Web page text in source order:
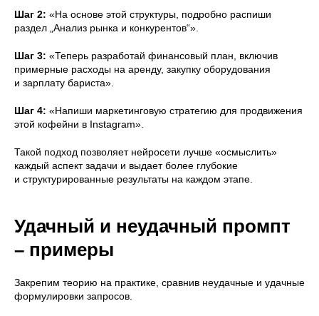
Шаг 2: «На основе этой структуры, подробно распиши
раздел „Анализ рынка и конкурентов“».
Шаг 3: «Теперь разработай финансовый план, включив
примерные расходы на аренду, закупку оборудования
и зарплату бариста».
Шаг 4: «Напиши маркетинговую стратегию для продвижения
этой кофейни в Instagram».
Такой подход позволяет нейросети лучше «осмыслить»
каждый аспект задачи и выдает более глубокие
и структурированные результаты на каждом этапе.
Удачный и неудачный промпт
– примеры
Закрепим теорию на практике, сравнив неудачные и удачные
формулировки запросов.